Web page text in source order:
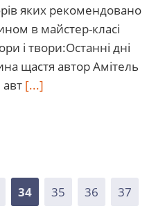
яких рекомендовано
в майстер-класі
і твори:Останні дні
щастя автор Амітель
[...]
34 35 36 37